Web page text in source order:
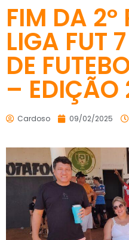
FIM DA 2º
LIGA FUT
DE
– EDIÇÃO
Cardoso 09/02/2025